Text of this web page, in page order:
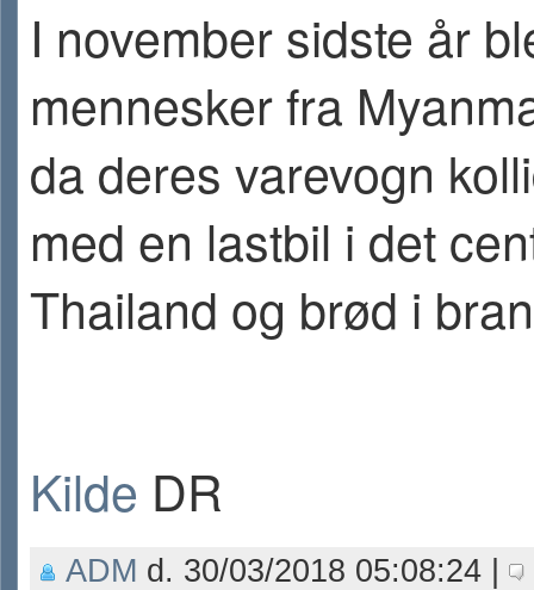
I november sidste år
mennesker fra
da deres varevogn
med en lastbil i det
Thailand og brød i
Kilde DR
ADM d. 30/03/2018 05:08:24 |